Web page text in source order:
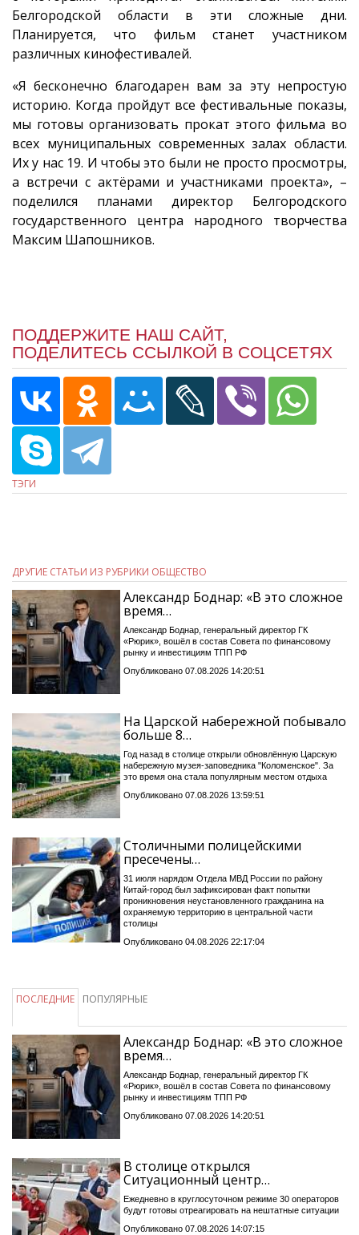
Белгородской области в эти сложные дни.
Планируется, что фильм станет участником
различных кинофестивалей.
«Я бесконечно благодарен вам за эту непростую
историю. Когда пройдут все фестивальные показы,
мы готовы организовать прокат этого фильма во
всех муниципальных современных залах области.
Их у нас 19. И чтобы это были не просто просмотры,
а встречи с актёрами и участниками проекта», –
поделился планами директор Белгородского
государственного центра народного творчества
Максим Шапошников.
ПОДДЕРЖИТЕ НАШ САЙТ,
ПОДЕЛИТЕСЬ ССЫЛКОЙ В СОЦСЕТЯХ
ТЭГИ
ДРУГИЕ СТАТЬИ ИЗ РУБРИКИ ОБЩЕСТВО
Александр Боднар: «В это сложное
время…
Александр Боднар, генеральный директор ГК
«Рюрик», вошёл в состав Совета по финансовому
рынку и инвестициям ТПП РФ
Опубликовано 07.08.2026 14:20:51
На Царской набережной побывало
больше 8…
Год назад в столице открыли обновлённую Царскую
набережную музея-заповедника "Коломенское". За
это время она стала популярным местом отдыха
Опубликовано 07.08.2026 13:59:51
Столичными полицейскими
пресечены…
31 июля нарядом Отдела МВД России по району
Китай-город был зафиксирован факт попытки
проникновения неустановленного гражданина на
охраняемую территорию в центральной части
столицы
Опубликовано 04.08.2026 22:17:04
ПОСЛЕДНИЕ ПОПУЛЯРНЫЕ
Александр Боднар: «В это сложное
время…
Александр Боднар, генеральный директор ГК
«Рюрик», вошёл в состав Совета по финансовому
рынку и инвестициям ТПП РФ
Опубликовано 07.08.2026 14:20:51
В столице открылся
Ситуационный центр…
Ежедневно в круглосуточном режиме 30 операторов
будут готовы отреагировать на нештатные ситуации
Опубликовано 07.08.2026 14:07:15